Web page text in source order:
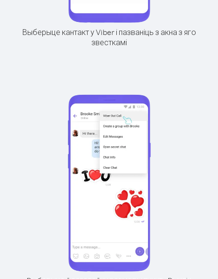
Выберыце кантакт у Viber і пазваніць з акна з яго
звесткамі